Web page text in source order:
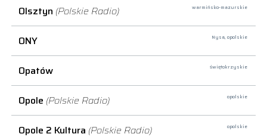
Olsztyn (Polskie Radio) warmińsko-mazurskie
ONY Nysa, opolskie
Opatów świętokrzyskie
Opole (Polskie Radio) opolskie
Opole 2 Kultura (Polskie Radio) opolskie